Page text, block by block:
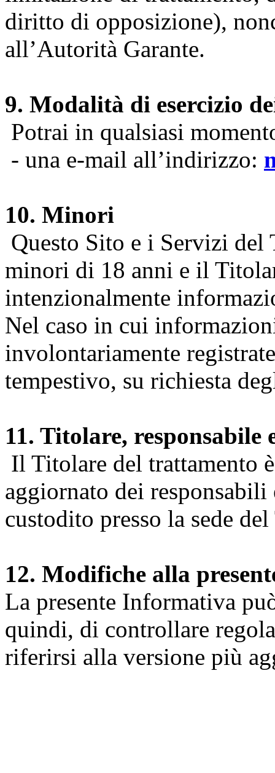
diritto di opposizione),
all’Autorità Garante.
9. Modalità di esercizio
Potrai in qualsiasi
- una e-mail all’indirizzo:
10. Minori
Questo Sito e i Servizi del
minori di 18 anni e il
intenzionalmente
Nel caso in cui
involontariamente
tempestivo, su richiesta
11. Titolare, responsabile
Il Titolare del trattamento
aggiornato dei
custodito presso la sede
12. Modifiche alla
La presente Informativa
quindi, di controllare
riferirsi alla versione più